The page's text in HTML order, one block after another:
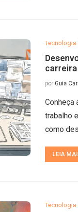
Tecnologia
por Guia
Conheça
trabalho
como
LEIA
Tecnologia